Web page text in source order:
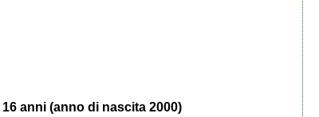
16 anni (anno di nascita 2000)